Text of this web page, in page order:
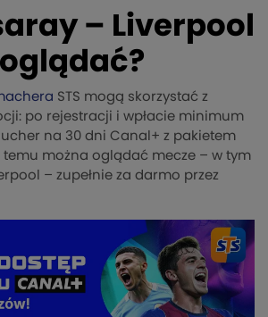
– Liverpool
STS mogą skorzystać z
po rejestracji i wpłacie minimum
na 30 dni Canal+ z pakietem
temu można oglądać mecze – w tym
– zupełnie za darmo przez